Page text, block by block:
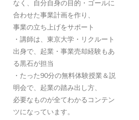
援
メ
デ
ィ
「ア
ト
なく、自分自身の目的・ゴールに
合わせた事業計画を作り、
事業の立ち上げをサポート
・講師は、東京大学・リクルート
出身で、起業・事業売却経験もあ
る黒石が担当
・たった90分の無料体験授業＆説
明会で、起業の踏み出し方、
必要なものが全てわかるコンテン
ツになっています。